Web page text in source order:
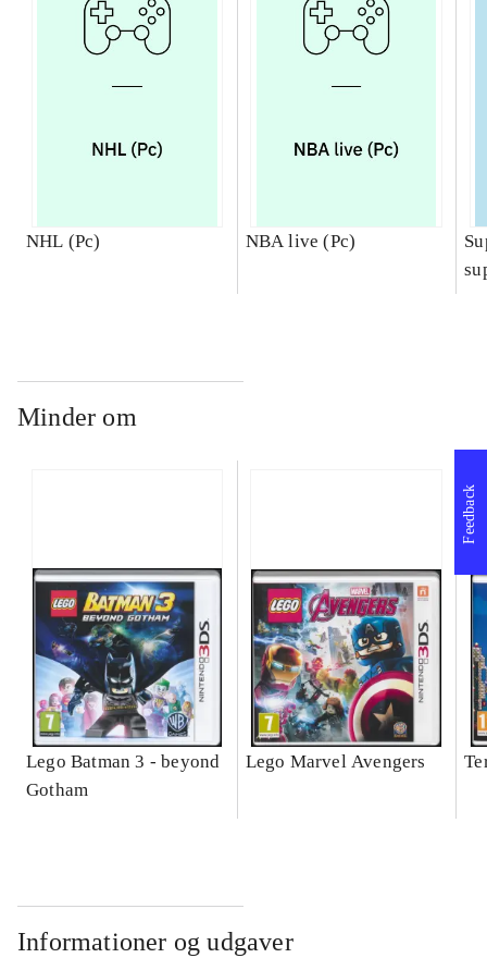
NHL (Pc) NBA live (Pc)
Minder om
Lego Batman 3 - beyond
Gotham
Lego Marvel Avengers
Informationer og udgaver
Feedback